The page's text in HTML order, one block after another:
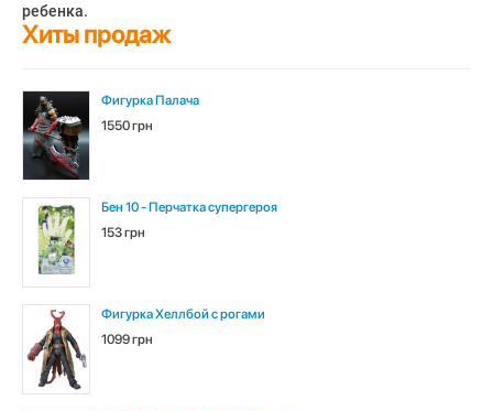
ребенка.
Хиты продаж
Фигурка Палача
1550 грн
Бен 10 - Перчатка супергероя
153 грн
Фигурка Хеллбой с рогами
1099 грн